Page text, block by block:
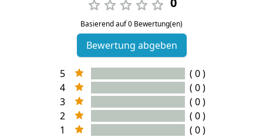
Basierend auf 0 Bewertung(en)
Bewertung abgeben
5
( 0 )
4
( 0 )
3
( 0 )
2
( 0 )
1
( 0 )